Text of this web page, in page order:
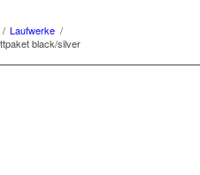
/ Laufwerke /
black/silver